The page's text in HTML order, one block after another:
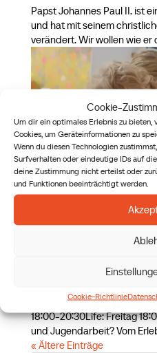
Cookie-
Um dir ein optimales Erlebnis zu bieten,
Cookies, um Geräteinformationen zu
Wenn du diesen Technologien
Surfverhalten oder eindeutige IDs auf
deine Zustimmung nicht erteilst oder
und Funktionen beeinträchtigt werden.
Cookie-Richtlinie
Papst Johannes Paul II. ist
und hat mit seinem
verändert. Wir wollen wie er
Kinder- &
Säen Wachsen Fortlaufend
8:45 & 10:45Launch:
18:00-20:30Life: Freitag
und Jugendarbeit? Vom
« Ältere Einträge